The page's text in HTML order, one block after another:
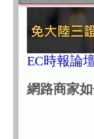
EC時報論
網路商家